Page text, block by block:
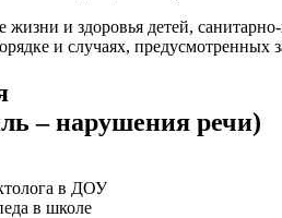
и здоровья детей,
и случаях, предусмотренных
– нарушения речи)
в ДОУ
в школе